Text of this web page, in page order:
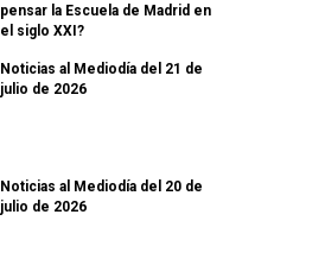
pensar la Escuela de Madrid en
el siglo XXI?
Noticias al Mediodía del 21 de
julio de 2026
Noticias al Mediodía del 20 de
julio de 2026